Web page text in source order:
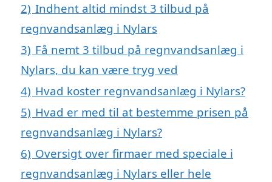
2) Indhent altid mindst 3 tilbud på
regnvandsanlæg i Nylars
3) Få nemt 3 tilbud på regnvandsanlæg i
Nylars, du kan være tryg ved
4) Hvad koster regnvandsanlæg i Nylars?
5) Hvad er med til at bestemme prisen på
regnvandsanlæg i Nylars?
6) Oversigt over firmaer med speciale i
regnvandsanlæg i Nylars eller hele